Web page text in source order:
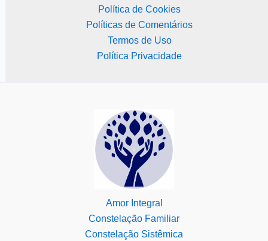
Política de Cookies
Políticas de Comentários
Termos de Uso
Política Privacidade
Amor Integral
Constelação Familiar
Constelação Sistêmica